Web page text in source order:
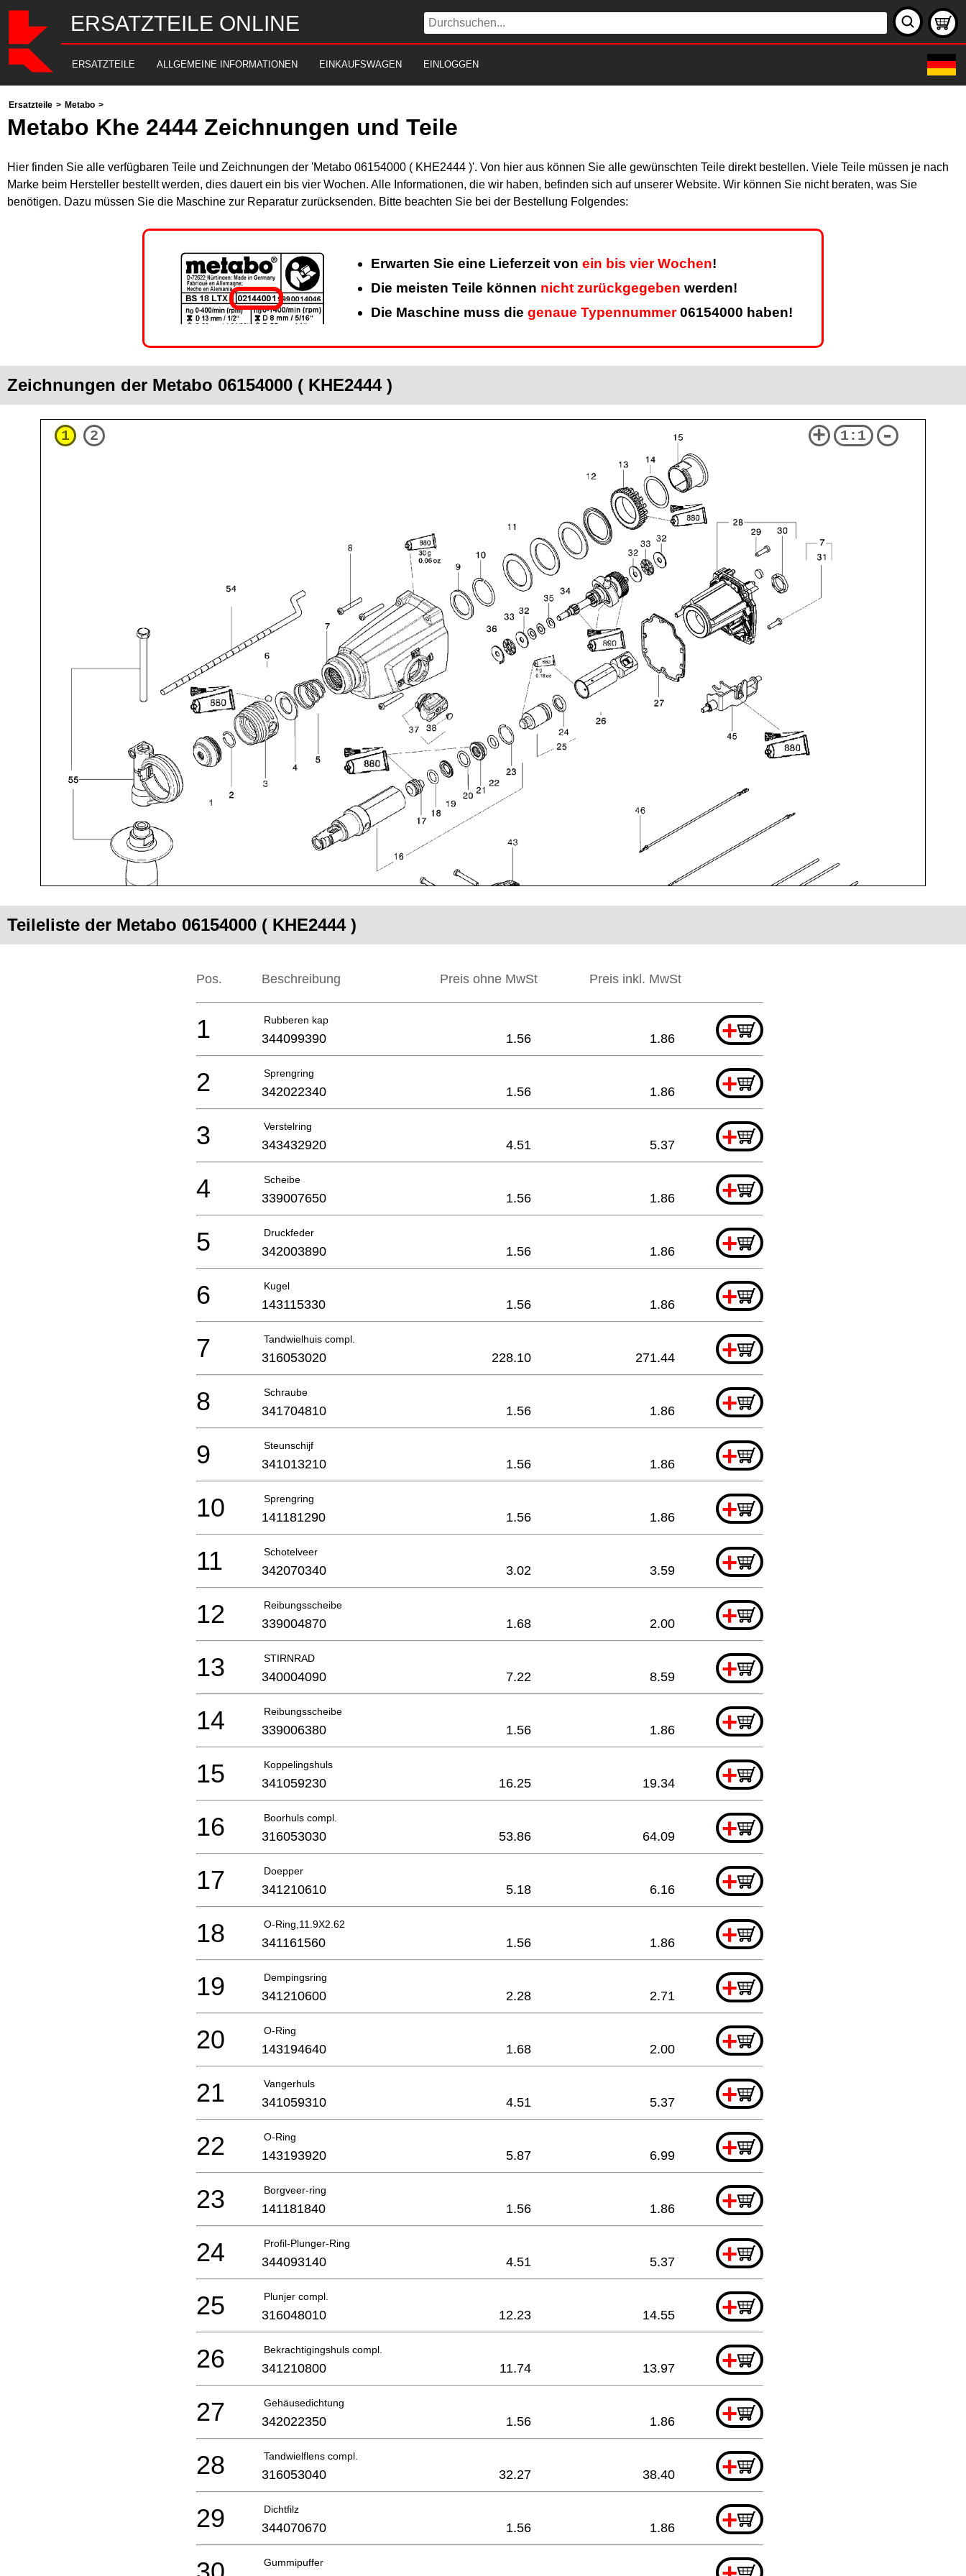
ERSATZTEILE ONLINE
ERSATZTEILE ALLGEMEINE INFORMATIONEN EINKAUFSWAGEN EINLOGGEN
Ersatzteile > Metabo >
Metabo Khe 2444 Zeichnungen und Teile
Hier finden Sie alle verfügbaren Teile und Zeichnungen der 'Metabo 06154000 ( KHE2444 )'. Von hier aus können Sie alle gewünschten Teile direkt bestellen. Viele Teile müssen je nach
Marke beim Hersteller bestellt werden, dies dauert ein bis vier Wochen. Alle Informationen, die wir haben, befinden sich auf unserer Website. Wir können Sie nicht beraten, was Sie
benötigen. Dazu müssen Sie die Maschine zur Reparatur zurücksenden. Bitte beachten Sie bei der Bestellung Folgendes:
Erwarten Sie eine Lieferzeit von ein bis vier Wochen!
Die meisten Teile können nicht zurückgegeben werden!
Die Maschine muss die genaue Typennummer06154000 haben!
Zeichnungen der Metabo 06154000 ( KHE2444 )
1 2 + 1:1 -
Teileliste der Metabo 06154000 ( KHE2444 )
Pos. Beschreibung Preis ohne MwSt Preis inkl. MwSt
Rubberen kap +
1 344099390 1.56 1.86
Sprengring +
2 342022340 1.56 1.86
Verstelring +
3 343432920 4.51 5.37
Scheibe +
4 339007650 1.56 1.86
Druckfeder +
5 342003890 1.56 1.86
Kugel +
6 143115330 1.56 1.86
Tandwielhuis compl. +
7 316053020 228.10 271.44
Schraube +
8 341704810 1.56 1.86
Steunschijf +
9 341013210 1.56 1.86
Sprengring +
10 141181290 1.56 1.86
Schotelveer +
11 342070340 3.02 3.59
Reibungsscheibe +
12 339004870 1.68 2.00
STIRNRAD +
13 340004090 7.22 8.59
Reibungsscheibe +
14 339006380 1.56 1.86
Koppelingshuls +
15 341059230 16.25 19.34
Boorhuls compl. +
16 316053030 53.86 64.09
Doepper +
17 341210610 5.18 6.16
O-Ring,11.9X2.62 +
18 341161560 1.56 1.86
Dempingsring +
19 341210600 2.28 2.71
O-Ring +
20 143194640 1.68 2.00
Vangerhuls +
21 341059310 4.51 5.37
O-Ring +
22 143193920 5.87 6.99
Borgveer-ring +
23 141181840 1.56 1.86
Profil-Plunger-Ring +
24 344093140 4.51 5.37
Plunjer compl. +
25 316048010 12.23 14.55
Bekrachtigingshuls compl. +
26 341210800 11.74 13.97
Gehäusedichtung +
27 342022350 1.56 1.86
Tandwielflens compl. +
28 316053040 32.27 38.40
Dichtfilz +
29 344070670 1.56 1.86
Gummipuffer